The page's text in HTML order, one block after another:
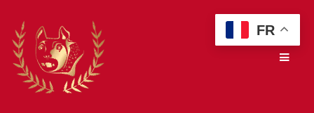
Skip
to
navigation
Skip
to
content
FR